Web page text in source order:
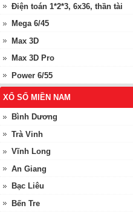
Điện toán 1*2*3, 6x36, thần tài
Mega 6/45
Max 3D
Max 3D Pro
Power 6/55
XỔ SỐ MIỀN NAM
Bình Dương
Trà Vinh
Vĩnh Long
An Giang
Bạc Liêu
Bến Tre